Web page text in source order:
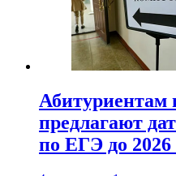
Абитуриентам
предлагают
по ЕГЭ до 2026